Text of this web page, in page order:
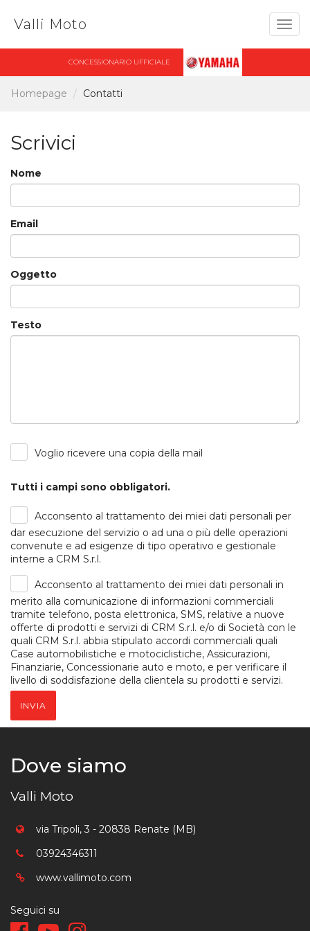
Valli Moto
CONCESSIONARIO UFFICIALE
Homepage Contatti
Scrivici
Nome
Email
Oggetto
Testo
Voglio ricevere una copia della mail
Tutti i campi sono obbligatori.
Acconsento al trattamento dei miei dati personali per
dar esecuzione del servizio o ad una o più delle operazioni
convenute e ad esigenze di tipo operativo e gestionale
interne a CRM S.r.l.
Acconsento al trattamento dei miei dati personali in
merito alla comunicazione di informazioni commerciali
tramite telefono, posta elettronica, SMS, relative a nuove
offerte di prodotti e servizi di CRM S.r.l. e/o di Società con le
quali CRM S.r.l. abbia stipulato accordi commerciali quali
Case automobilistiche e motociclistiche, Assicurazioni,
Finanziarie, Concessionarie auto e moto, e per verificare il
livello di soddisfazione della clientela su prodotti e servizi.
INVIA
Dove siamo
Valli Moto
via Tripoli, 3 - 20838 Renate (MB)
03924346311
www.vallimoto.com
Seguici su